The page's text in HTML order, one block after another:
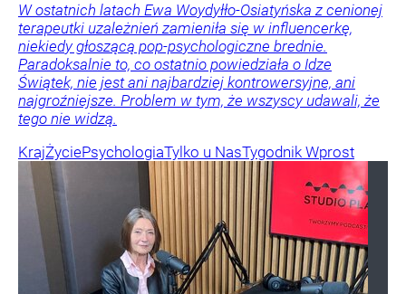
W ostatnich latach Ewa Woydyłło-Osiatyńska z cenionej
terapeutki uzależnień zamieniła się w influencerkę,
niekiedy głoszącą pop-psychologiczne brednie.
Paradoksalnie to, co ostatnio powiedziała o Idze
Świątek, nie jest ani najbardziej kontrowersyjne, ani
najgroźniejsze. Problem w tym, że wszyscy udawali, że
tego nie widzą.
KrajŻyciePsychologiaTylko u NasTygodnik Wprost